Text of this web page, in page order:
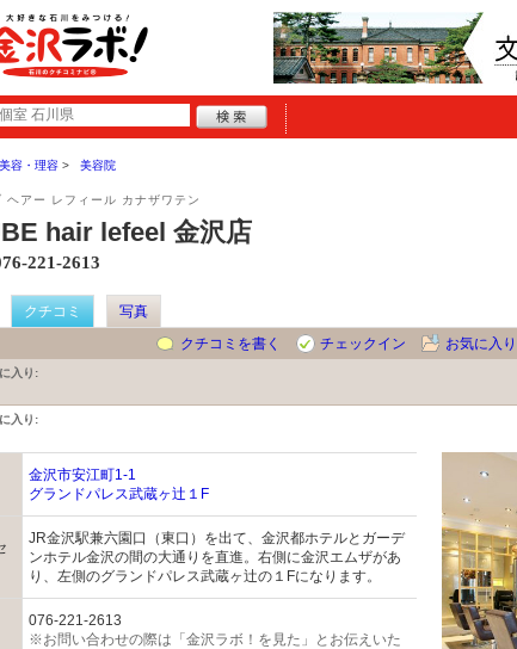
美容・理容 美容院
ヘアー レフィール カナザワテン
hair lefeel 金沢店
221-2613
クチコミ
写真
クチコミを書く
チェックイン お気に入り
入り:
入り:
金沢市安江町1-1
グランドパレス武蔵ヶ辻１F
JR金沢駅兼六園口（東口）を出て、金沢都ホテルとガーデ
ンホテル金沢の間の大通りを直進。右側に金沢エムザがあ
り、左側のグランドパレス武蔵ヶ辻の１Fになります。
076-221-2613
※お問い合わせの際は「金沢ラボ！を見た」とお伝えいた